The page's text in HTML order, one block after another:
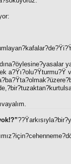
a?Ÿı?olu?Ÿturmu?Ÿ